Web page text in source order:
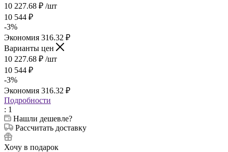
10 227.68 ₽ /шт
10 544 ₽
-3%
Экономия 316.32 ₽
Варианты цен
10 227.68 ₽ /шт
10 544 ₽
-3%
Экономия 316.32 ₽
Подробности
: 1
Нашли дешевле?
Рассчитать доставку
Хочу в подарок